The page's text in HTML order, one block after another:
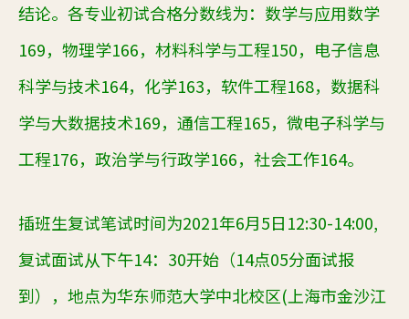
结论。各专业初试合格分数线为：数学与应用数学
169，物理学166，材料科学与工程150，电子信息
科学与技术164，化学163，软件工程168，数据科
学与大数据技术169，通信工程165，微电子科学与
工程176，政治学与行政学166，社会工作164。
插班生复试笔试时间为2021年6月5日12:30-14:00,
复试面试从下午14： 30开始（14点05分面试报
到），地点为华东师范大学中北校区( 上海市金沙江